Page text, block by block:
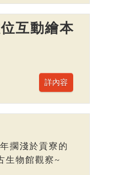
互動繪本
擱淺於貢寮的
生物館觀察~